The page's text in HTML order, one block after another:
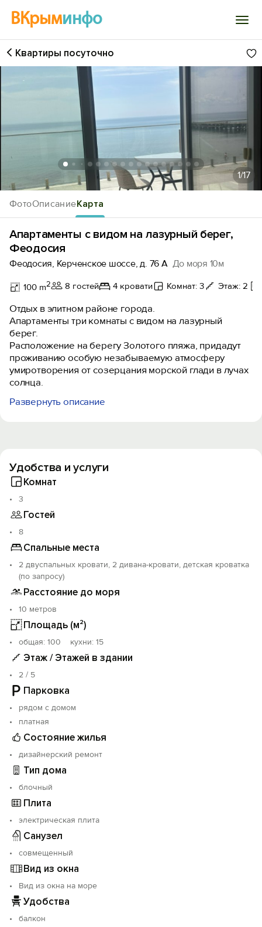
ВКрыминфо
Войти
Избранное
История просмотра
Добавить свой объект
ФотоОписаниеКарта
Квартиры посуточно
1/17
Апартаменты с видом на лазурный берег,
Феодосия
Феодосия, Керченское шоссе, д. 76 А До моря 10м
100 m2 8 гостей 4 кровати Комнат: 3 Этаж: 2
Отдых в элитном районе города.
Апартаменты три комнаты с видом на лазурный
берег.
Расположение на берегу Золотого пляжа, придадут
проживанию особую незабываемую атмосферу
умиротворения от созерцания морской глади в лучах
солнца.
Частный пляж.
Просторная квартира с дизайнерским ремонтом.
шезлонгами и зонтами (аренда шезлонга за
дополнительную плату).
Гости могут пообедать в ресторане, который
находиться рядом с отелем в 5 минутах ходьбы -
работают другие кафе и рестораны и бары.
Полный возврат предоплаты осуществляется при
отмене бронирования гостем за 30 суток до заезда.
Если гость отменяет бронирование менее чем за 30
суток до заезда предоплата не возвращается.
Развернуть описание
Удобства и услуги
Комнат
3
Гостей
8
Спальные места
2 двуспальных кровати, 2 дивана-кровати, детская кроватка
(по запросу)
Расстояние до моря
10 метров
Площадь (м²)
oбщая: 100 кухни: 15
Этаж / Этажей в здании
2 / 5
Парковка
рядом с домом
платная
Состояние жилья
дизайнерский ремонт
Тип дома
блочный
Плита
электрическая плита
Санузел
совмещенный
Вид из окна
Вид из окна на море
Удобства
балкон